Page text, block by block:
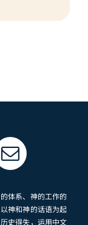
体系、神的工作的
神和神的话语为起
史得失，运用中文